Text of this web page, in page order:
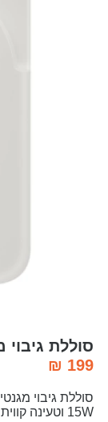
סוללת
₪ 199
15W וטעינה קווית USB-C עד 25W.